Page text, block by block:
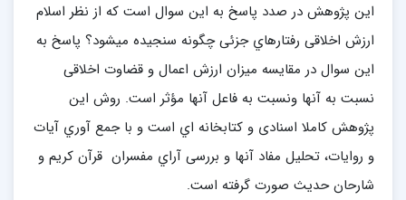
این پژوهش در صدد پاسخ به این سوال است که از نظر اسلام
ارزش اخلاقی رفتارهاي جزئی چگونه سنجیده میشود؟ پاسخ به
این سوال در مقایسه میزان ارزش اعمال و قضاوت اخلاقی
نسبت به آنها ونسبت به فاعل آنها مؤثر است. روش این
پژوهش کاملا اسنادی و کتابخانه اي است و با جمع آوري آیات
و روایات، تحلیل مفاد آنها و بررسی آراي مفسران قرآن کریم و
شارحان حدیث صورت گرفته است.